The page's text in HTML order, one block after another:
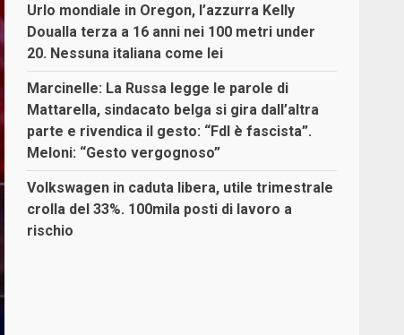
Urlo mondiale in Oregon, l’azzurra Kelly
Doualla terza a 16 anni nei 100 metri under
20. Nessuna italiana come lei
Marcinelle: La Russa legge le parole di
Mattarella, sindacato belga si gira dall’altra
parte e rivendica il gesto: “FdI è fascista”.
Meloni: “Gesto vergognoso”
Volkswagen in caduta libera, utile trimestrale
crolla del 33%. 100mila posti di lavoro a
rischio